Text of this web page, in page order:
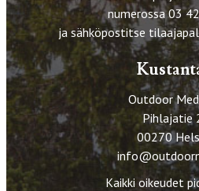
numerossa 03
ja sähköpostitse
Outdoor
Pihlajatie
00270
Kaikki oikeudet